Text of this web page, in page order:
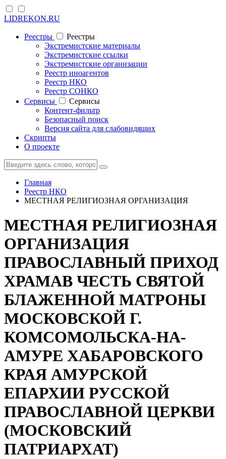
LIDREKON.RU
Реестры
Реестры
Экстремистские материалы
Экстремистские ссылки
Экстремистские организации
Реестр иноагентов
Реестр НКО
Реестр СОНКО
Cервисы
Cервисы
Контент-фильтр
Безопасный поиск
Версия сайта для слабовидящих
Скрипты
О проекте
Главная
Реестр НКО
МЕСТНАЯ РЕЛИГИОЗНАЯ ОРГАНИЗАЦИЯ
МЕСТНАЯ РЕЛИГИОЗНАЯ
ОРГАНИЗАЦИЯ
ПРАВОСЛАВНЫЙ ПРИХОД
ХРАМАВ ЧЕСТЬ СВЯТОЙ
БЛАЖЕННОЙ МАТРОНЫ
МОСКОВСКОЙ Г.
КОМСОМОЛЬСКА-НА-
АМУРЕ ХАБАРОВСКОГО
КРАЯ АМУРСКОЙ
ЕПАРХИИ РУССКОЙ
ПРАВОСЛАВНОЙ ЦЕРКВИ
(МОСКОВСКИЙ
ПАТРИАРХАТ)